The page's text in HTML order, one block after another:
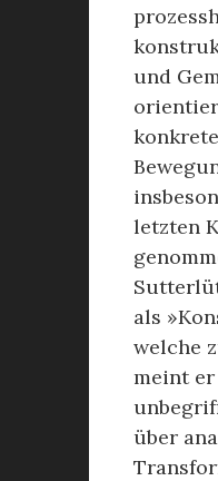
und
letzten
als
welche
meint
über